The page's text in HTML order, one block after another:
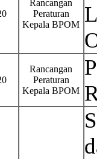
Rancangan
Peraturan
Kepala BPOM
Rancangan
Peraturan
Kepala BPOM